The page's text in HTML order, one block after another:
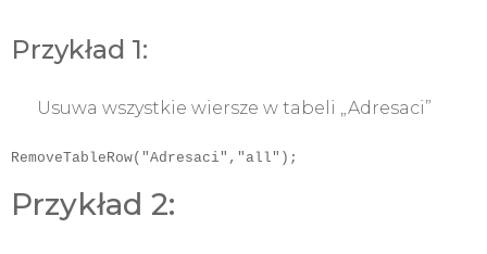
Przykład 1:
Usuwa wszystkie wiersze w tabeli „Adresaci”
RemoveTableRow("Adresaci","all");
Przykład 2: